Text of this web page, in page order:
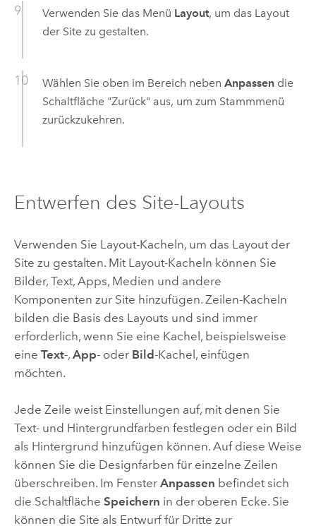
Verwenden Sie das Menü Layout, um das Layout
der Site zu gestalten.
Wählen Sie oben im Bereich neben Anpassendie
Schaltfläche "Zurück" aus, um zum Stammmenü
zurückzukehren.
Entwerfen des Site-Layouts
Verwenden Sie Layout-Kacheln, um das Layout der
Site zu gestalten. Mit Layout-Kacheln können Sie
Bilder, Text, Apps, Medien und andere
Komponenten zur Site hinzufügen. Zeilen-Kacheln
bilden die Basis des Layouts und sind immer
erforderlich, wenn Sie eine Kachel, beispielsweise
eine Text-, App- oder Bild-Kachel, einfügen
möchten.
Jede Zeile weist Einstellungen auf, mit denen Sie
Text- und Hintergrundfarben festlegen oder ein Bild
als Hintergrund hinzufügen können. Auf diese Weise
können Sie die Designfarben für einzelne Zeilen
überschreiben. Im Fenster Anpassen befindet sich
die Schaltfläche Speichern in der oberen Ecke. Sie
können die Site als Entwurf für Dritte zur